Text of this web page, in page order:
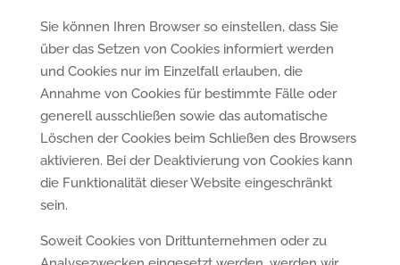
Sie können Ihren Browser so einstellen, dass Sie
über das Setzen von Cookies informiert werden
und Cookies nur im Einzelfall erlauben, die
Annahme von Cookies für bestimmte Fälle oder
generell ausschließen sowie das automatische
Löschen der Cookies beim Schließen des Browsers
aktivieren. Bei der Deaktivierung von Cookies kann
die Funktionalität dieser Website eingeschränkt
sein.
Soweit Cookies von Drittunternehmen oder zu